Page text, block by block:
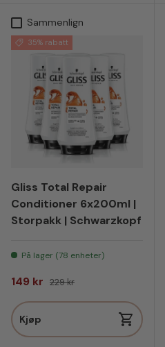
Sammenlign
35% rabatt
Gliss Total Repair
Conditioner 6x200ml |
Storpakk | Schwarzkopf
På lager (78 enheter)
Salgspris
149 kr Vanlig pris
229 kr
Kjøp